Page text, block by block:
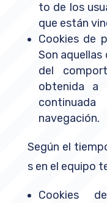
to de los
que están
Cookies de
Son
del
obtenida a
navegación.
Según el
s en el equipo
Cookies